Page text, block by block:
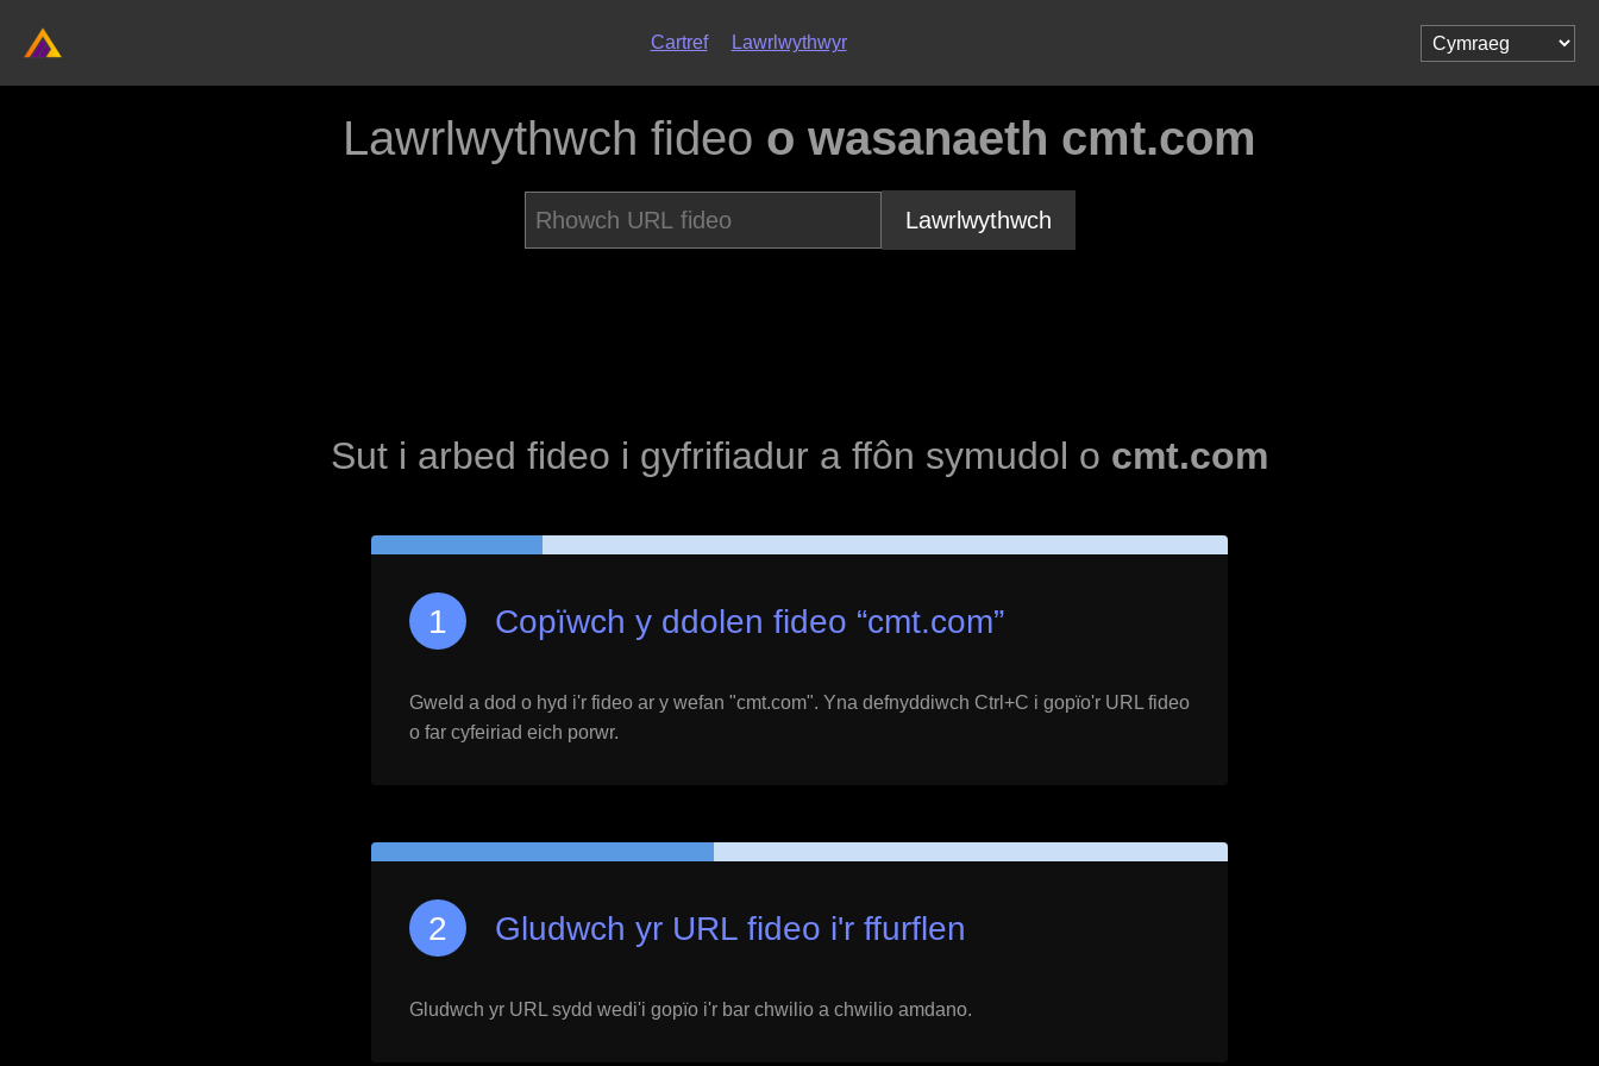
Cartref Lawrlwythwyr
Lawrlwythwch fideo o wasanaeth cmt.com
Lawrlwythwch
Sut i arbed fideo i gyfrifiadur a ffôn symudol o cmt.com
Copïwch y ddolen fideo “cmt.com”
Gweld a dod o hyd i'r fideo ar y wefan "cmt.com". Yna defnyddiwch Ctrl+C i gopïo'r URL fideo
o far cyfeiriad eich porwr.
Gludwch yr URL fideo i'r ffurflen
Gludwch yr URL sydd wedi'i gopïo i'r bar chwilio a chwilio amdano.